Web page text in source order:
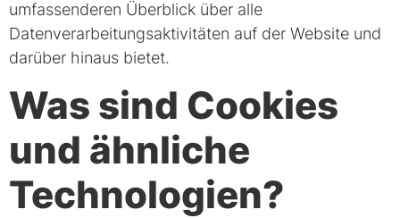
umfassenderen Überblick über alle
Datenverarbeitungsaktivitäten auf der Website und
darüber hinaus bietet.
Was sind Cookies
und ähnliche
Technologien?